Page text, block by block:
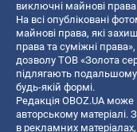
виключні майнові
На всі опубліковані
майнові права, які
права та суміжні
дозволу ТОВ «Золота
підлягають
будь-якій формі.
Редакція OBOZ.UA
авторському матеріалі.
в рекламних